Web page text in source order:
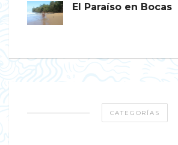
El Paraíso en Bocas
CATEGORÍAS